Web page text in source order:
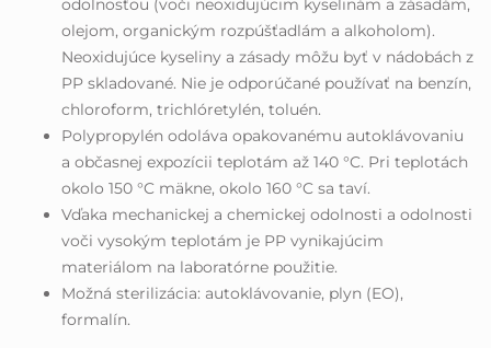
odolnosťou (voči neoxidujúcim kyselinám a zásadám,
olejom, organickým rozpúšťadlám a alkoholom).
Neoxidujúce kyseliny a zásady môžu byť v nádobách z
PP skladované. Nie je odporúčané používať na benzín,
chloroform, trichlóretylén, toluén.
Polypropylén odoláva opakovanému autoklávovaniu
a občasnej expozícii teplotám až 140 °C. Pri teplotách
okolo 150 °C mäkne, okolo 160 °C sa taví.
Vďaka mechanickej a chemickej odolnosti a odolnosti
voči vysokým teplotám je PP vynikajúcim
materiálom na laboratórne použitie.
Možná sterilizácia: autoklávovanie, plyn (EO),
formalín.